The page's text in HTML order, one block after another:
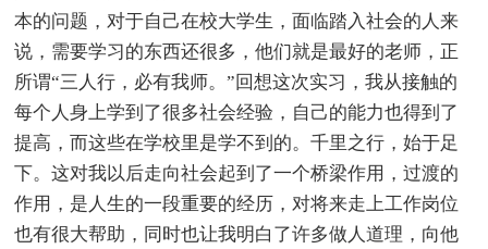
本的问题，对于自己在校大学生，面临踏入社会的人来
说，需要学习的东西还很多，他们就是最好的老师，正
所谓“三人行，必有我师。”回想这次实习，我从接触的
每个人身上学到了很多社会经验，自己的能力也得到了
提高，而这些在学校里是学不到的。千里之行，始于足
下。这对我以后走向社会起到了一个桥梁作用，过渡的
作用，是人生的一段重要的经历，对将来走上工作岗位
也有很大帮助，同时也让我明白了许多做人道理，向他